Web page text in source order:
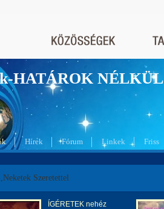
HATÁROK NÉLKÜL
Hírek Fórum Linkek Friss
Szeretettel
ÍGÉRETEK nehéz